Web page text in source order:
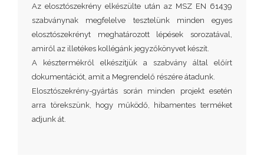
Az elosztószekrény elkészülte után az MSZ EN 61439
szabványnak megfelelve tesztelünk minden egyes
elosztószekrényt meghatározott lépések sorozatával,
amiről az illetékes kollégánk jegyzőkönyvet készít.
A késztermékről elkészítjük a szabvány által előírt
dokumentációt, amit a Megrendelő részére átadunk.
Elosztószekrény-gyártás során minden projekt esetén
arra törekszünk, hogy működő, hibamentes terméket
adjunk át.